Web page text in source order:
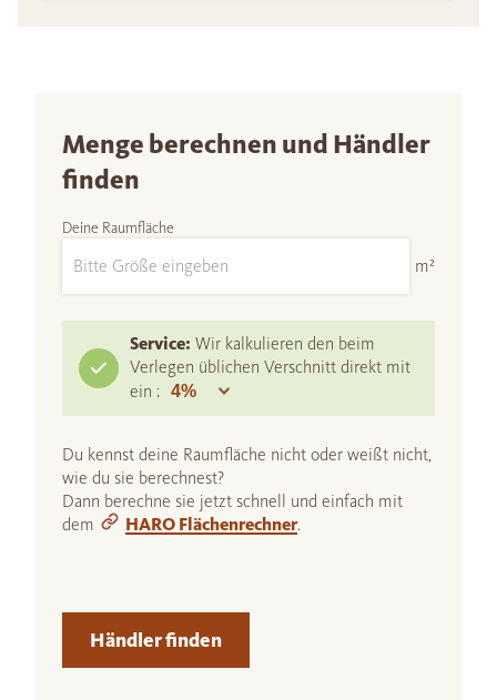
Menge berechnen und Händler
finden
Deine Raumfläche
m²
Service: Wir kalkulieren den beim
Verlegen üblichen Verschnitt direkt mit
ein :
Du kennst deine Raumfläche nicht oder weißt nicht,
wie du sie berechnest?
Dann berechne sie jetzt schnell und einfach mit
dem
HARO Flächenrechner.
Händler finden